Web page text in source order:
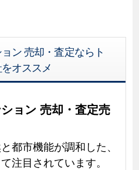
ン 売却・査定ならト
オススメ
ョン 売却・査定売
都市機能が調和した、
注目されています。